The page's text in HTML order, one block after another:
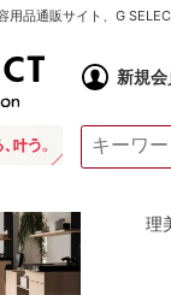
品通販サイト、G
新規
理